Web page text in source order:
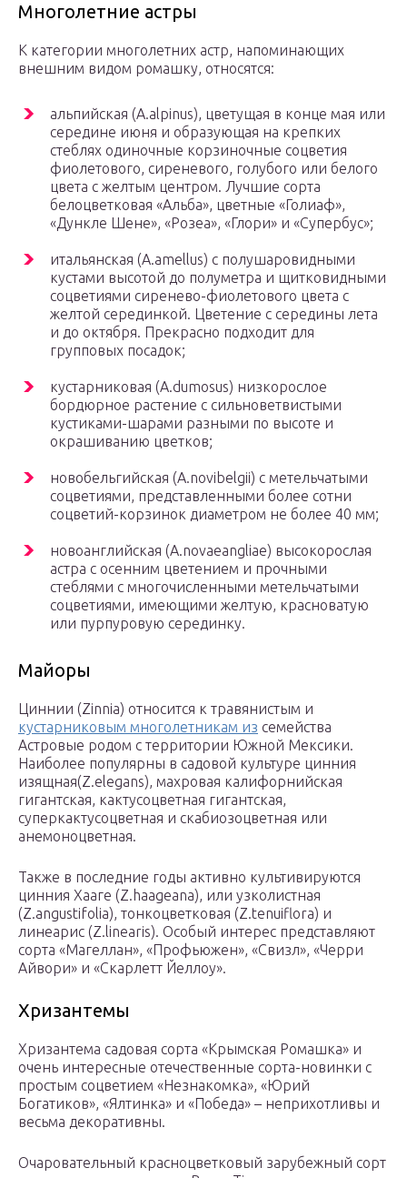
Многолетние астры
К категории многолетних астр, напоминающих
внешним видом poмaшку, относятся:
альпийская (A.alpinus), цветущая в конце мая или
середине июня и образующая на крепких
стеблях одиночные корзиночные соцветия
фиолетового, сиреневого, голубого или белого
цвета с желтым центром. Лучшие сорта
белоцветковая «Альба», цветные «Голиаф»,
«Дункле Шене», «Розеа», «Глори» и «Супербус»;
итальянская (A.amellus) с полушаровидными
кустами высотой до полуметра и щитковидными
соцветиями сиренево-фиолетового цвета с
желтой серединкой. Цветение с середины лета
и до октября. Прекрасно подходит для
групповых посадок;
кустарниковая (A.dumosus) низкорослое
бордюрное растение с сильноветвистыми
кустиками-шарами разными по высоте и
окрашиванию цветков;
новобельгийская (A.novibelgii) с метельчатыми
соцветиями, представленными более сотни
соцветий-корзинок диаметром не более 40 мм;
новоанглийская (A.novaeangliae) высокорослая
астра с осенним цветением и прочными
стеблями с многочисленными метельчатыми
соцветиями, имеющими желтую, красноватую
или пурпуровую серединку.
Майоры
Циннии (Zinniа) относится к травянистым и
кустарниковым многолетникам из семейства
Астровые родом с территории Южной Мексики.
Наиболее популярны в садовой культуре цинния
изящная(Z.elegans), махровая калифорнийская
гигантская, кактусоцветная гигантская,
суперкактусоцветная и скабиозоцветная или
анемоноцветная.
Также в последние годы активно культивируются
цинния Хааге (Z.haageana), или узколистная
(Z.angustifolia), тонкоцветковая (Z.tenuiflora) и
линеарис (Z.linearis). Особый интерес представляют
сорта «Магеллан», «Профьюжен», «Свизл», «Черри
Айвори» и «Скарлетт Йеллоу».
Хризантемы
Хризантема садовая сорта «Крымская Ромашка» и
очень интересные отечественные сорта-новинки с
простым соцветием «Незнакомка», «Юрий
Богатиков», «Ялтинка» и «Победа» – неприхотливы и
весьма декоративны.
Очаровательный красноцветковый зарубежный сорт